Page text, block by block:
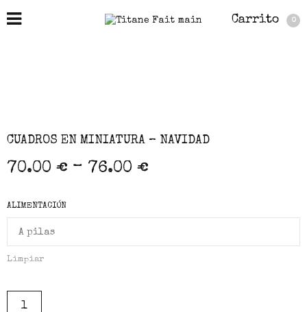
Carrito 0
CUADROS EN MINIATURA – NAVIDAD
70.00 € – 76.00 €
ALIMENTACIÓN
Limpiar